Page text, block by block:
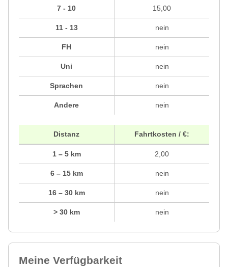
7 - 10
11 - 13
FH
Uni
Sprachen
Andere
15,00
nein
nein
nein
nein
nein
Distanz
1 – 5 km
6 – 15 km
16 – 30 km
> 30 km
Fahrtkosten / €:
2,00
nein
nein
nein
Meine Verfügbarkeit